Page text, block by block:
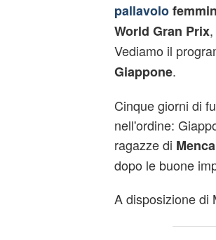
pallavolo
World Gran Prix,
Vediamo il
Giappone.
Cinque giorni di
nell'ordine:
ragazze di
dopo le buone
A disposizione di